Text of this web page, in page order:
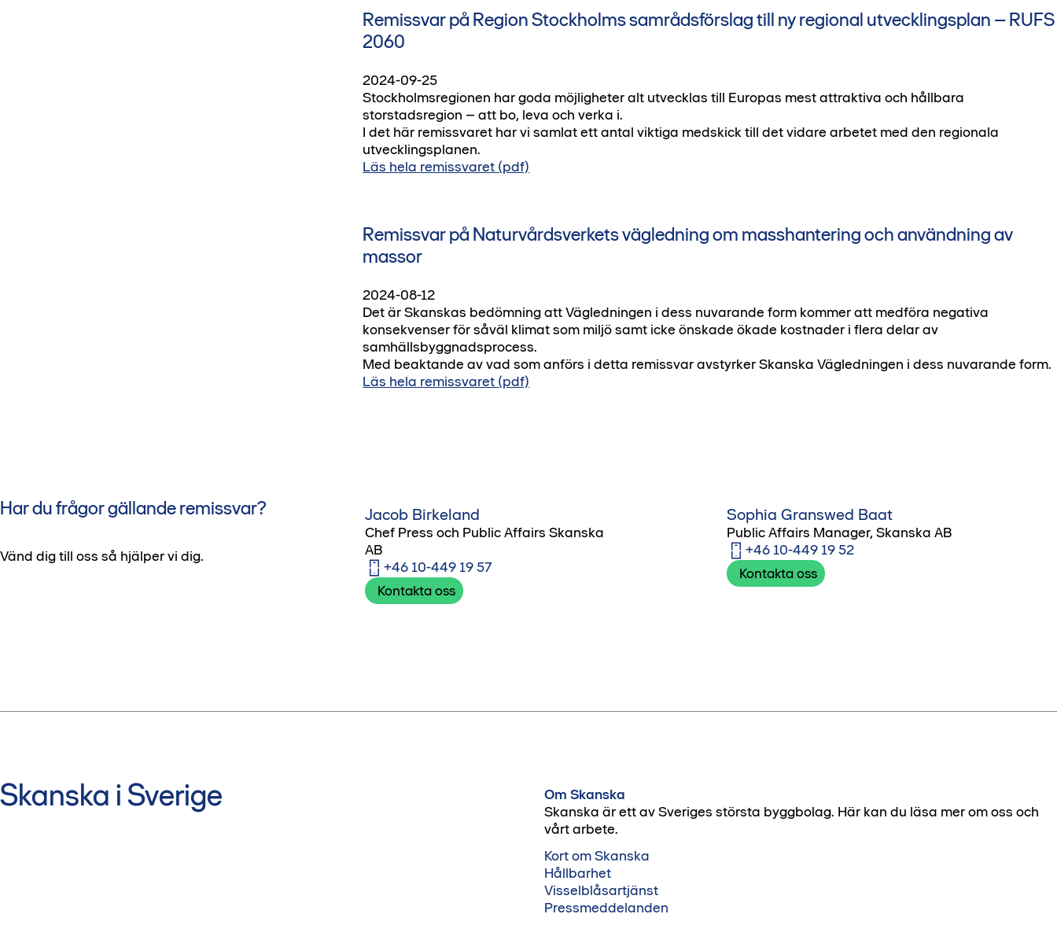
Remissvar på Region Stockholms samrådsförslag till ny regional utvecklingsplan – RUFS
2060
2024-09-25
Stockholmsregionen har goda möjligheter alt utvecklas till Europas mest attraktiva och hållbara
storstadsregion – att bo, leva och verka i.
I det här remissvaret har vi samlat ett antal viktiga medskick till det vidare arbetet med den regionala
utvecklingsplanen.
Läs hela remissvaret (pdf)
Remissvar på Naturvårdsverkets vägledning om masshantering och användning av
massor
2024-08-12
Det är Skanskas bedömning att Vägledningen i dess nuvarande form kommer att medföra negativa
konsekvenser för såväl klimat som miljö samt icke önskade ökade kostnader i flera delar av
samhällsbyggnadsprocess.
Med beaktande av vad som anförs i detta remissvar avstyrker Skanska Vägledningen i dess nuvarande form.
Läs hela remissvaret (pdf)
Har du frågor gällande remissvar?
Vänd dig till oss så hjälper vi dig.
Jacob Birkeland
Chef Press och Public Affairs Skanska
AB
+46 10-449 19 57
Kontakta oss
Sophia Granswed Baat
Public Affairs Manager, Skanska AB
+46 10-449 19 52
Kontakta oss
Skanska i Sverige
Om Skanska
Skanska är ett av Sveriges största byggbolag. Här kan du läsa mer om oss och
vårt arbete.
Kort om Skanska
Hållbarhet
Visselblåsartjänst
Pressmeddelanden